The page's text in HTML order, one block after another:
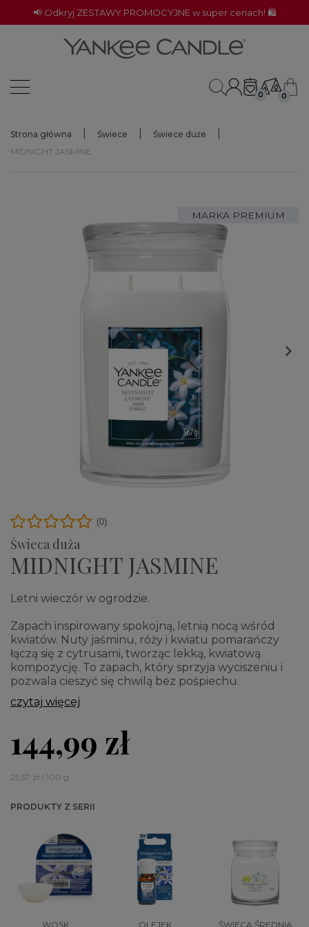
📢 Odkryj ZESTAWY PROMOCYJNE w super cenach! 🛍️
0 0
Strona główna Świece
Świece duże
MIDNIGHT JASMINE
MARKA PREMIUM

Świeca duża
MIDNIGHT JASMINE
(0)
Letni wieczór w ogrodzie.
Zapach inspirowany spokojną, letnią nocą wśród
kwiatów. Nuty jaśminu, róży i kwiatu pomarańczy
łączą się z cytrusami, tworząc lekką, kwiatową
kompozycję. To zapach, który sprzyja wyciszeniu i
pozwala cieszyć się chwilą bez pośpiechu.
czytaj więcej
144,99 zł
25,57 zł / 100 g
PRODUKTY Z SERII
WOSK
OLEJEK
ŚWIECA ŚREDNIA